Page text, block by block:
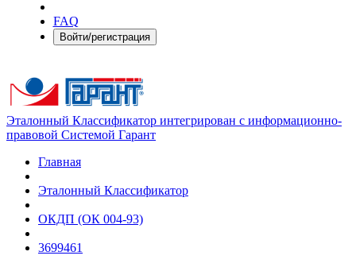
FAQ
Войти/регистрация
Эталонный Классификатор интегрирован с информационно-
правовой Системой Гарант
Главная
Эталонный Классификатор
ОКДП (ОК 004-93)
3699461